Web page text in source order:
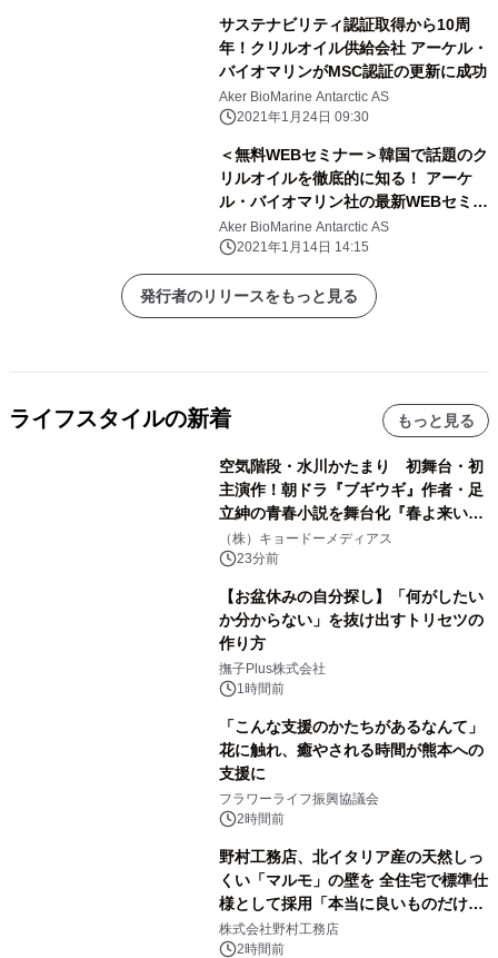
サステナビリティ認証取得から10周
年！クリルオイル供給会社 アーケル・
バイオマリンがMSC認証の更新に成功
Aker BioMarine Antarctic AS
2021年1月24日 09:30
＜無料WEBセミナー＞韓国で話題のク
リルオイルを徹底的に知る！ アーケ
ル・バイオマリン社の最新WEBセミナ
ーを1月25日に開催
Aker BioMarine Antarctic AS
2021年1月14日 14:15
発行者のリリースをもっと見る
ライフスタイルの新着 もっと見る
空気階段・水川かたまり 初舞台・初
主演作！朝ドラ『ブギウギ』作者・足
立紳の青春小説を舞台化『春よ来い、
マジで来い』キービジュアル解禁！
（株）キョードーメディアス
23分前
【お盆休みの自分探し】「何がしたい
か分からない」を抜け出すトリセツの
作り方
撫子Plus株式会社
1時間前
「こんな支援のかたちがあるなんて」
花に触れ、癒やされる時間が熊本への
支援に
フラワーライフ振興協議会
2時間前
野村工務店、北イタリア産の天然しっ
くい「マルモ」の壁を 全住宅で標準仕
様として採用「本当に良いものだけに
こだわる」
株式会社野村工務店
2時間前